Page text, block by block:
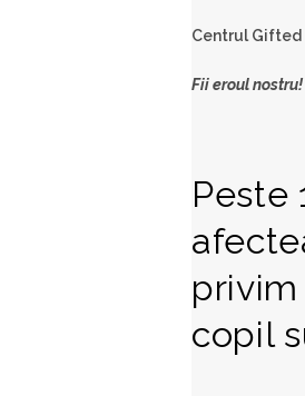
Centrul
Fii eroul
Peste
copil